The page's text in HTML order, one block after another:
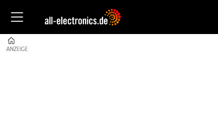
ANZEIGE
ANZEIGE